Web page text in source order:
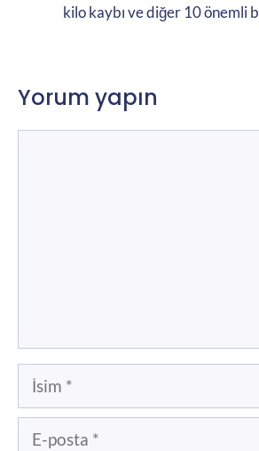
kilo kaybı ve diğer 10 önemli
Yorum yapın
İsim